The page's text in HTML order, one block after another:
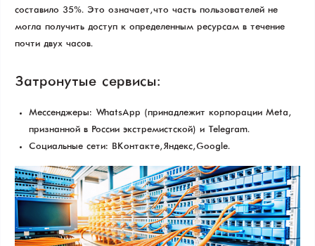
составило 35%. Это означает, что часть пользователей не
могла получить доступ к определенным ресурсам в течение
почти двух часов.
Затронутые сервисы:
Мессенджеры: WhatsApp (принадлежит корпорации Meta,
признанной в России экстремистской) и Telegram.
Социальные сети: ВКонтакте, Яндекс, Google.